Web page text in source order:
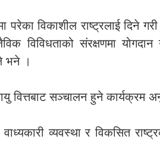
परेका विकाशील राष्ट्रलाई दिने
विविधताको संरक्षणमा
भने ।
वित्तबाट सञ्चालन हुने कार्यक्रम
व्यवस्था र विकसित